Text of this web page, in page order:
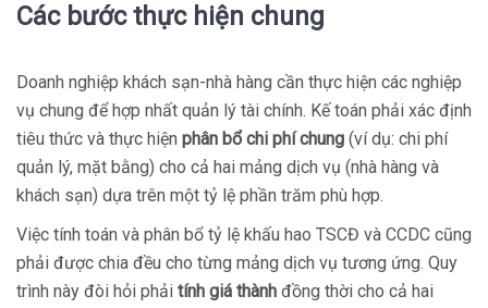
Các bước thực hiện chung
Doanh nghiệp khách sạn-nhà hàng cần thực hiện các nghiệp
vụ chung để hợp nhất quản lý tài chính. Kế toán phải xác định
tiêu thức và thực hiện phân bổ chi phí chung (ví dụ: chi phí
quản lý, mặt bằng) cho cả hai mảng dịch vụ (nhà hàng và
khách sạn) dựa trên một tỷ lệ phần trăm phù hợp.
Việc tính toán và phân bổ tỷ lệ khấu hao TSCĐ và CCDC cũng
phải được chia đều cho từng mảng dịch vụ tương ứng. Quy
trình này đòi hỏi phải tính giá thành đồng thời cho cả hai